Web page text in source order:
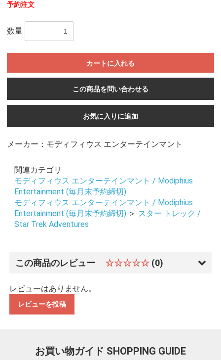
予約注文
数量
カートに入れる
この商品を問い合わせる
お気に入りに追加
メーカー：モディフィウス エンターテインマント
関連カテゴリ
モディフィウス エンターテインマント / Modiphius
Entertainment (毎月末予約締切)
モディフィウス エンターテインマント / Modiphius
Entertainment (毎月末予約締切) ＞ スター トレック /
Star Trek Adventures
この商品のレビュー ☆☆☆☆☆ (0)
レビューはありません。
レビューを投稿
お買い物ガイド SHOPPING GUIDE